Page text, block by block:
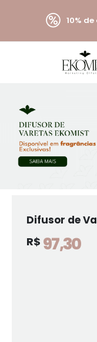
10%
Difusor de
R$ 97,30